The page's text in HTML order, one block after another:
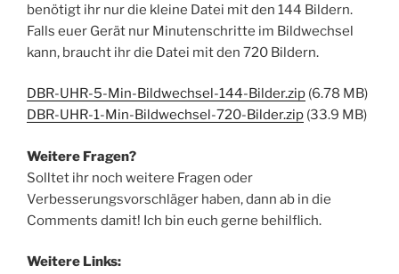
benötigt ihr nur die kleine Datei mit den 144 Bildern.
Falls euer Gerät nur Minutenschritte im Bildwechsel
kann, braucht ihr die Datei mit den 720 Bildern.
DBR-UHR-5-Min-Bildwechsel-144-Bilder.zip (6.78 MB)
DBR-UHR-1-Min-Bildwechsel-720-Bilder.zip (33.9 MB)
Weitere Fragen?
Solltet ihr noch weitere Fragen oder
Verbesserungsvorschläger haben, dann ab in die
Comments damit! Ich bin euch gerne behilflich.
Weitere Links: